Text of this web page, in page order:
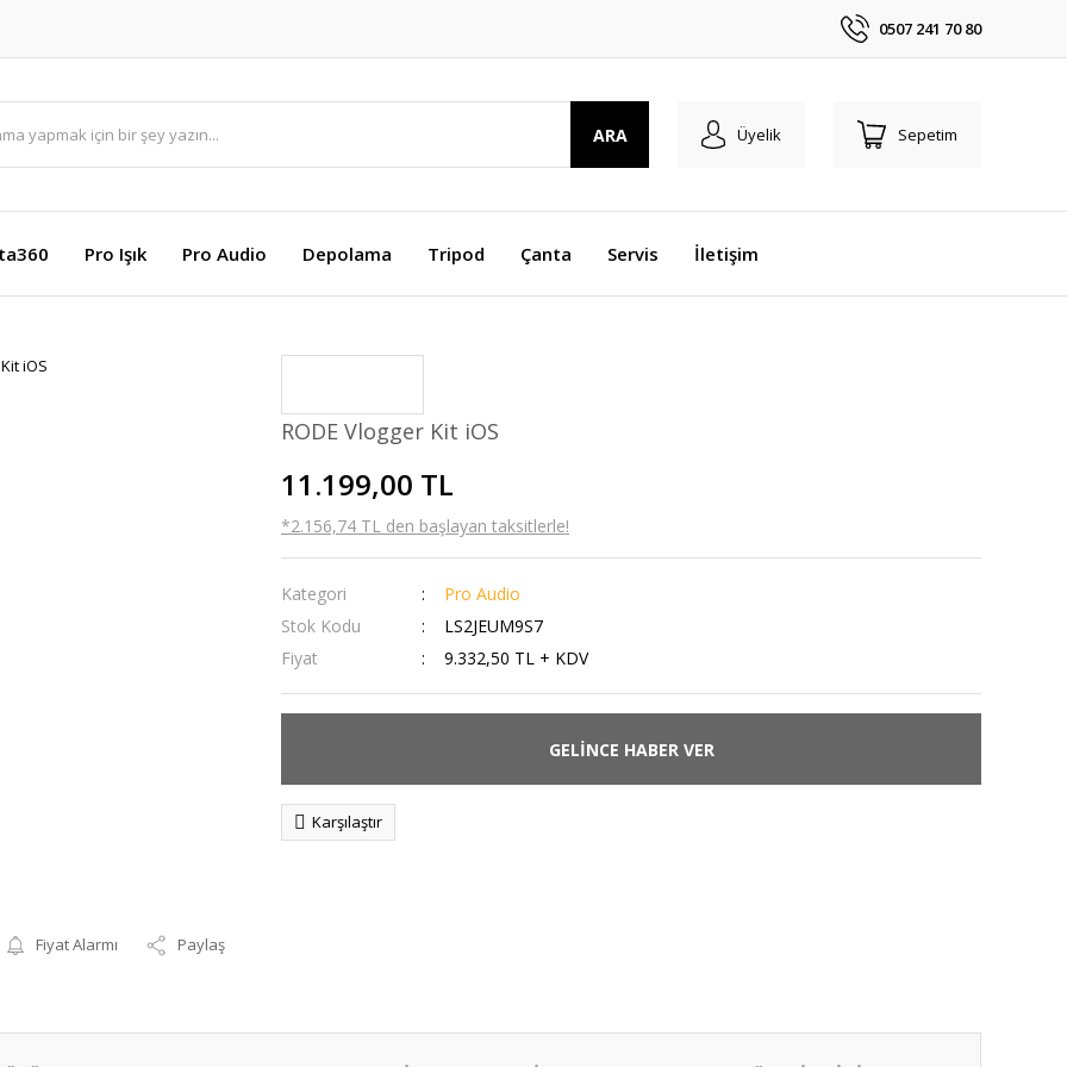
0507 241 70 80
ARA Üyelik Sepetim
Pro Işık Pro Audio Depolama Tripod Çanta Servis İletişim
Fiyat Alarmı Paylaş
RODE Vlogger Kit iOS
11.199,00 TL
*2.156,74 TL den başlayan taksitlerle!
Kategori
Pro Audio
Stok Kodu
LS2JEUM9S7
Fiyat
9.332,50 TL + KDV
GELİNCE HABER VER
Karşılaştır